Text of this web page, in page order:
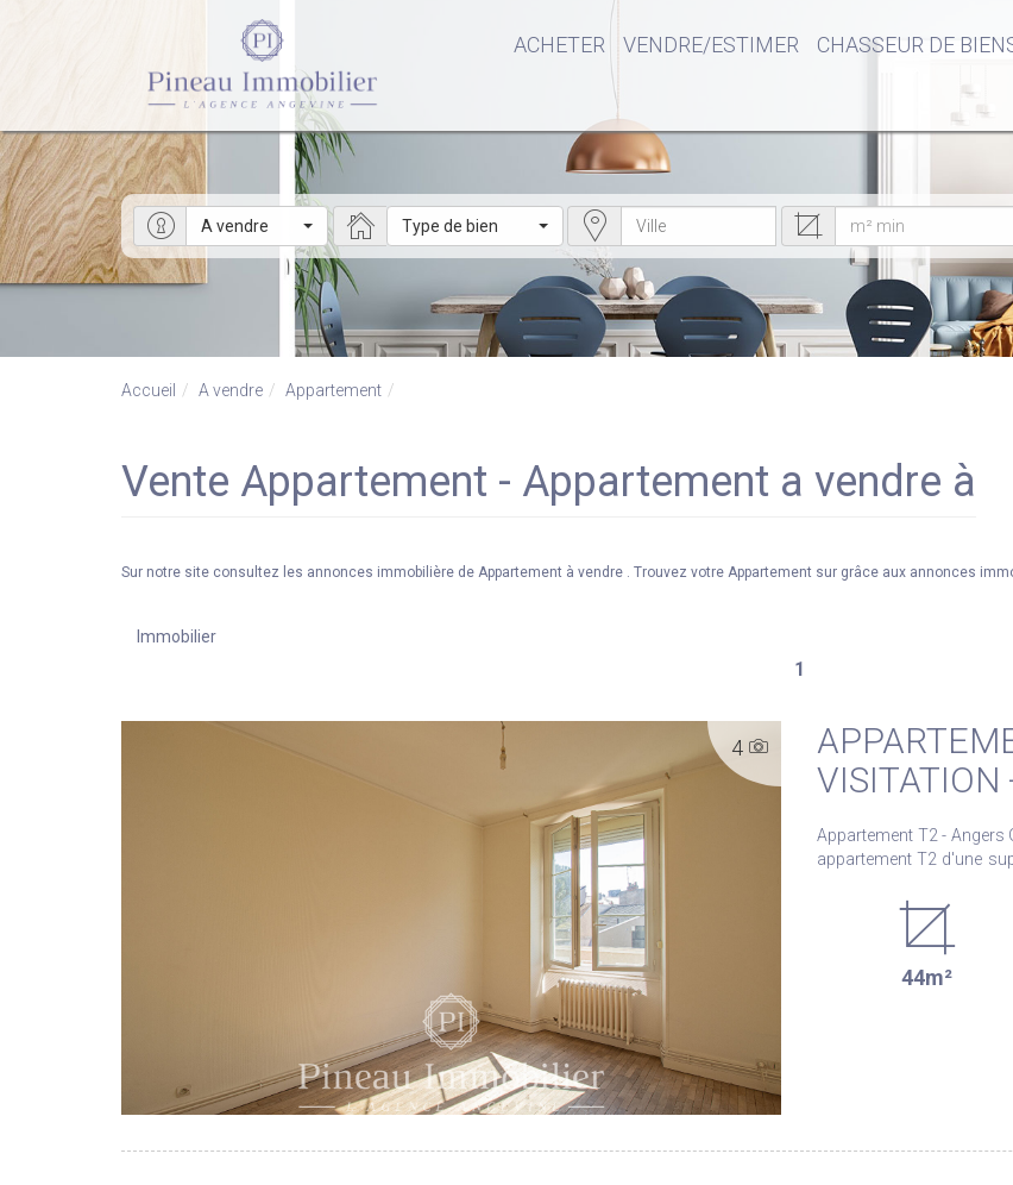
ACHETER VENDRE/ESTIMER CHASSEUR DE
A vendre Type de bien
Accueil A vendre Appartement
Vente Appartement - Appartement a vendre à
Sur notre site consultez les annonces immobilière de Appartement à vendre . Trouvez votre Appartement sur grâce aux annonces
Immobilier
1
4
VISITATION
Appartement T2 - Angers Gare /
appartement T2 d'une
d'une chambre, d'une
profiter pleinement
de vie comme dans la chambre. Un grenier et une cave complètent ce
des transports en
appartement saura
44m²